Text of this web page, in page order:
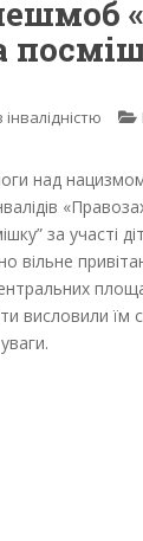
над нацизмом
за участі
вільне
висловили їм